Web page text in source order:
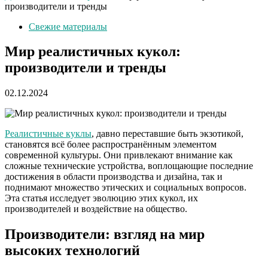
производители и тренды
Свежие материалы
Мир реалистичных кукол:
производители и тренды
02.12.2024
Реалистичные куклы, давно переставшие быть экзотикой,
становятся всё более распространённым элементом
современной культуры. Они привлекают внимание как
сложные технические устройства, воплощающие последние
достижения в области производства и дизайна, так и
поднимают множество этических и социальных вопросов.
Эта статья исследует эволюцию этих кукол, их
производителей и воздействие на общество.
Производители: взгляд на мир
высоких технологий